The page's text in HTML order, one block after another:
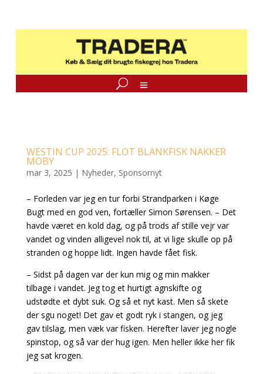
WESTIN CUP 2025: FLOT BLANKFISK NAKKER
MOBY
mar 3, 2025 | Nyheder, Sponsornyt
– Forleden var jeg en tur forbi Strandparken i Køge
Bugt med en god ven, fortæller Simon Sørensen. – Det
havde været en kold dag, og på trods af stille vejr var
vandet og vinden alligevel nok til, at vi lige skulle op på
stranden og hoppe lidt. Ingen havde fået fisk.
– Sidst på dagen var der kun mig og min makker
tilbage i vandet. Jeg tog et hurtigt agnskifte og
udstødte et dybt suk. Og så et nyt kast. Men så skete
der sgu noget! Det gav et godt ryk i stangen, og jeg
gav tilslag, men væk var fisken. Herefter laver jeg nogle
spinstop, og så var der hug igen. Men heller ikke her fik
jeg sat krogen.